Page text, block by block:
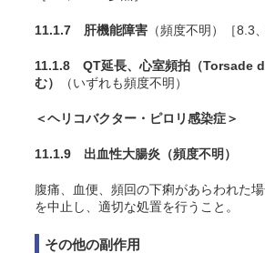
11.1.7 肝機能障害 （頻度不明）［8.3
11.1.8 QT延長、心室頻拍（Torsade
む）
（いずれも頻度不明）
＜ヘリコバクター・ピロリ感染症＞
11.1.9 出血性大腸炎 （頻度不明）
腹痛、血便、頻回の下痢があらわれた
を中止し、適切な処置を行うこと。
その他の副作用